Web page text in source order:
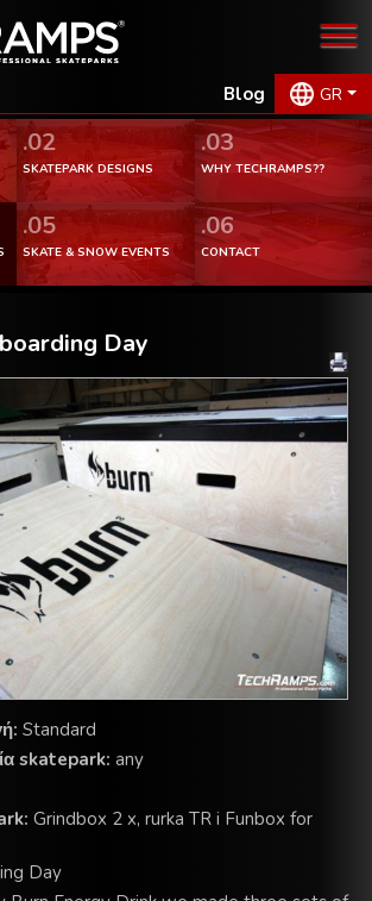
Blog GR
.02
SKATEPARK DESIGNS
.03
WHY TECHRAMPS??
.05
SKATE & SNOW EVENTS
.06
CONTACT
Day
Standard
skatepark: any
Grindbox 2 x, rurka TR i Funbox for
Day